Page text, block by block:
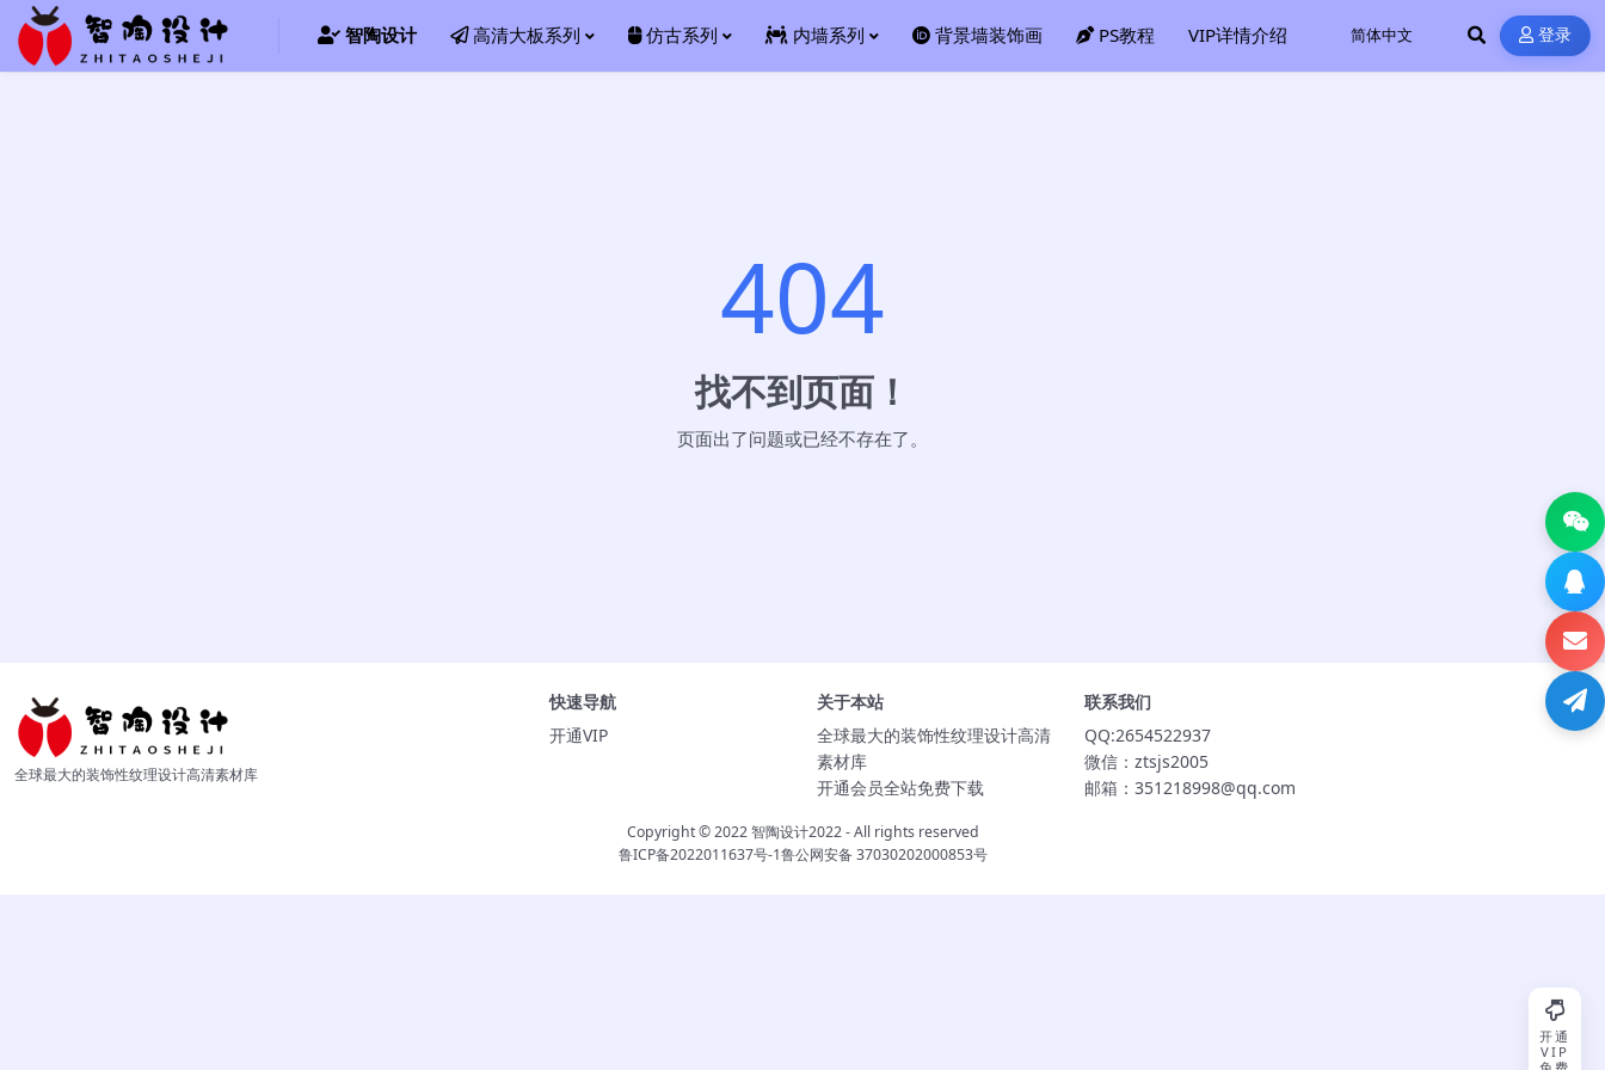
智陶设计 高清大板系列 仿古系列 内墙系列 背景墙装饰画 PS教程 VIP详情介绍 登录
404
找不到页面！
页面出了问题或已经不存在了。
全球最大的装饰性纹理设计高清素材库
快速导航
开通VIP
关于本站
全球最大的装饰性纹理设计高清
素材库
开通会员全站免费下载
联系我们
QQ:2654522937
微信：ztsjs2005
邮箱：351218998@qq.com
Copyright © 2022智陶设计2022- All rights reserved
鲁ICP备2022011637号-1鲁公网安备 37030202000853号
开通
VIP